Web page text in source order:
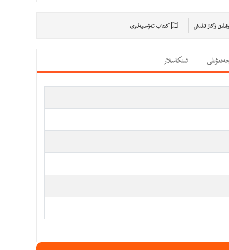
زاكاز قىلىش كىتاب تەۋسىيەلىرى
ئىنكاسلار